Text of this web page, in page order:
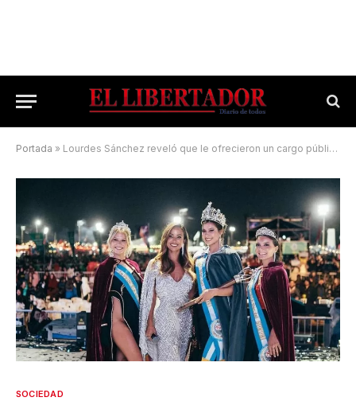
Portada » Lourdes Sánchez reveló que le ofrecieron un cargo público en Corrientes
SOCIEDAD